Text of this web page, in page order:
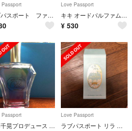
Passport
ラブパスポート ファーストラブ オードパルファム
Love Passport
キキ オードパルファム 専用 再出品
¥ 530
Passport
伊藤千晃プロデュース ラブパスポート ロミオ キキクレール サマー 2017
Love Passport
ラブパスポート リラ オードパルファム